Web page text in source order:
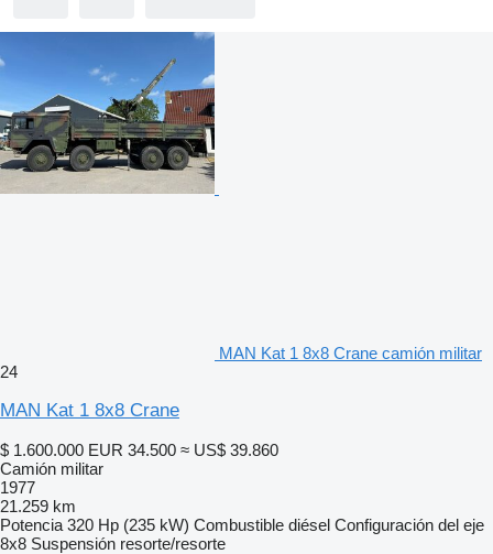
MAN Kat 1 8x8 Crane camión militar
24
MAN Kat 1 8x8 Crane
$ 1.600.000 EUR 34.500 ≈ US$ 39.860
Camión militar
1977
21.259 km
Potencia 320 Hp (235 kW) Combustible diésel Configuración del eje
8x8 Suspensión resorte/resorte